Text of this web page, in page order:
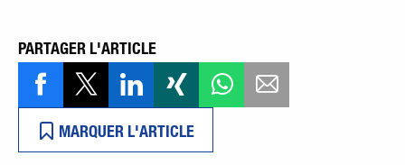
PARTAGER L'ARTICLE
MARQUER L'ARTICLE